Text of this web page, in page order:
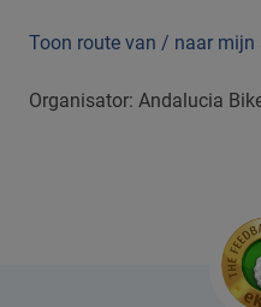
Toon route van / naar
Organisator: Andalucia